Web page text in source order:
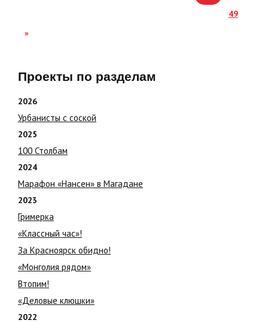
49
»
Проекты по разделам
2026
Урбанисты с соской
2025
100 Столбам
2024
Марафон «Нансен» в Магадане
2023
Гримерка
«Классный час»!
За Красноярск обидно!
«Монголия рядом»
Втопим!
«Деловые клюшки»
2022